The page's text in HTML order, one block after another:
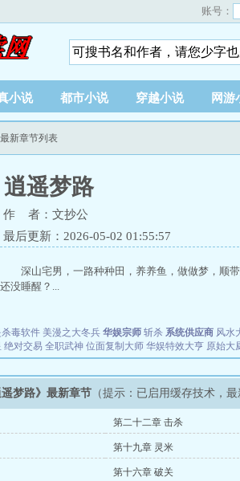
账号：
小说 都市小说 穿越小说 网游
新章节列表
逍遥梦路
作 者：文抄公
最后更新：2026-05-02 01:55:57
深山宅男，一路种种田，养养鱼，做做梦，
还没睡醒？...
毒软件 美漫之大冬兵 华娱宗师 斩杀 系统供应商 风水
绝对交易 全职武神 位面复制大师 华娱特效大亨 原始大
遥梦路》最新章节 （提示：已启用缓存技术，
第二十二章 击杀
第十九章 灵米
第十六章 破关